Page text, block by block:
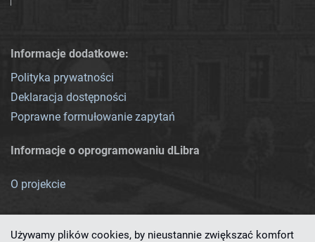
Informacje dodatkowe:
Polityka prywatności
Deklaracja dostępności
Poprawne formułowanie zapytań
Informacje o oprogramowaniu dLibra
O projekcie
Używamy plików cookies, by nieustannie zwiększać komfort